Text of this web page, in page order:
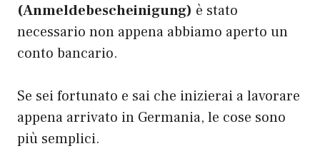
(Anmeldebescheinigung) è stato
necessario non appena abbiamo aperto un
conto bancario.
Se sei fortunato e sai che inizierai a lavorare
appena arrivato in Germania, le cose sono
più semplici.